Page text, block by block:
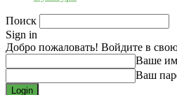
Поиск
Sign in
Добро пожаловать! Войдите в
Ваше
Ваш